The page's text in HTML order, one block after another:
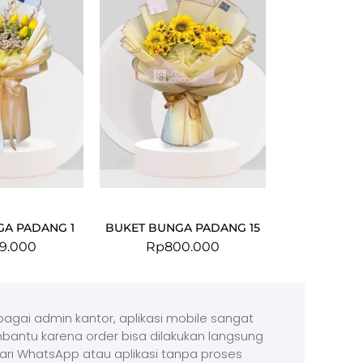
PADANG 1 BUKET BUNGA PADANG 15
Rp800.000
admin kantor, aplikasi mobile sangat
karena order bisa dilakukan langsung
WhatsApp atau aplikasi tanpa proses